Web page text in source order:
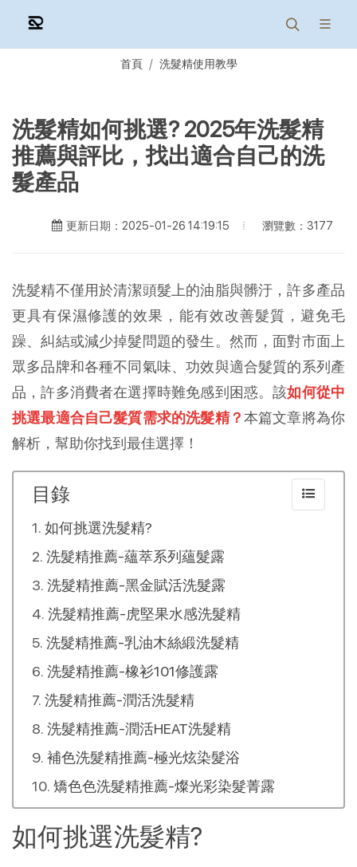
首頁 洗髮精使用教學
洗髮精如何挑選? 2025年洗髮精
推薦與評比，找出適合自己的洗
髮產品
更新日期：2025-01-26 14:19:15 瀏覽數：3177
洗髮精不僅用於清潔頭髮上的油脂與髒汙，許多產品
更具有保濕修護的效果，能有效改善髮質，避免毛
躁、糾結或減少掉髮問題的發生。然而，面對市面上
眾多品牌和各種不同氣味、功效與適合髮質的系列產
品，許多消費者在選擇時難免感到困惑。該如何從中
挑選最適合自己髮質需求的洗髮精？本篇文章將為你
解析，幫助你找到最佳選擇！
目錄
如何挑選洗髮精?
洗髮精推薦-蘊萃系列蘊髮露
洗髮精推薦-黑金賦活洗髮露
洗髮精推薦-虎堅果水感洗髮精
洗髮精推薦-乳油木絲緞洗髮精
洗髮精推薦-橡衫101修護露
洗髮精推薦-潤活洗髮精
洗髮精推薦-潤活HEAT洗髮精
補色洗髮精推薦-極光炫染髮浴
矯色色洗髮精推薦-燦光彩染髮菁露
如何挑選洗髮精?